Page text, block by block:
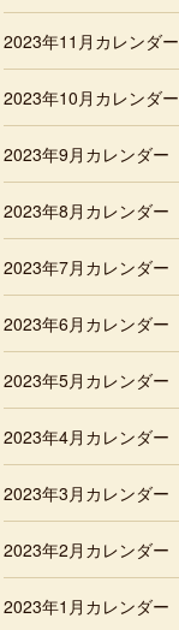
2023年11月カレンダー
2023年10月カレンダー
2023年9月カレンダー
2023年8月カレンダー
2023年7月カレンダー
2023年6月カレンダー
2023年5月カレンダー
2023年4月カレンダー
2023年3月カレンダー
2023年2月カレンダー
2023年1月カレンダー